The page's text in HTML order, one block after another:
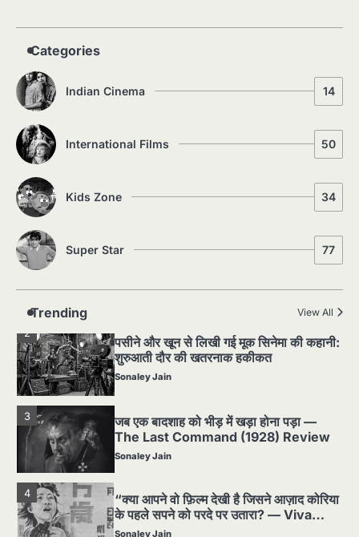
Categories
Indian Cinema 14
International Films 50
Kids Zone 34
Super Star 77
Trending View All
“क्या आपने वो फ़िल्म देखी है जिसने आज़ाद कोरिया
5
5 Horror Films जो आपको रात को अकेले नहीं
Sonaley Jain
1
घटना जिसने Hollywood को हिला दिया
2
शुरुआती दौर की खतरनाक हकीकत
3
जब एक बादशाह को भीड़ में खड़ा होना पड़ा —
The Last Command (1928) Review
Sonaley Jain
4
“क्या आपने वो फ़िल्म देखी है जिसने आज़ाद कोरिया
के पहले सपने को परदे पर उतारा? — Viva
Freedom! (1946) रिव्यू”
Sonaley Jain
5
5 Horror Films जो आपको रात को अकेले नहीं
देखनी चाहिए — पर देखेंगे ज़रूर